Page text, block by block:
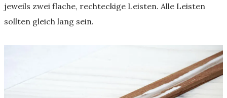
jeweils zwei flache, rechteckige Leisten. Alle Leisten
sollten gleich lang sein.